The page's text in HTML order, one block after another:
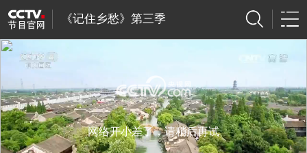
《记住乡愁》第三季
网络开小差了，请稍后再试